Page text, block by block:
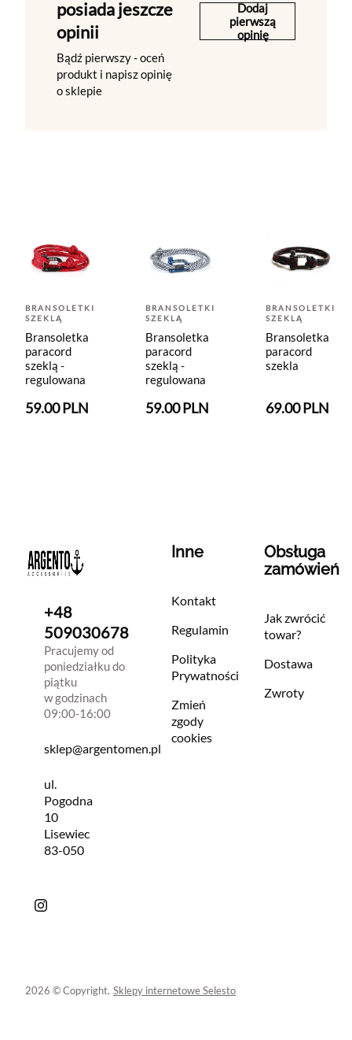
posiada jeszcze
opinii
Bądź pierwszy - oceń
produkt i napisz opinię
o sklepie
Dodaj
pierwszą
opinię
BRANSOLETKI
SZEKLĄ
Bransoletka
paracord
szeklą -
regulowana
59.00 PLN
BRANSOLETKI
SZEKLĄ
Bransoletka
paracord
szeklą -
regulowana
59.00 PLN
BRANSOLETKI
SZEKLĄ
Bransoletka
paracord
szekla
69.00 PLN
+48
509030678
Pracujemy od
poniedziałku do
piątku
w godzinach
09:00-16:00
sklep@argentomen.pl
ul.
Pogodna
10
Lisewiec
83-050
Inne
Kontakt
Regulamin
Polityka
Prywatności
Zmień
zgody
cookies
Obsługa
zamówień
Jak zwrócić
towar?
Dostawa
Zwroty
2026 © Copyright. Sklepy internetowe Selesto